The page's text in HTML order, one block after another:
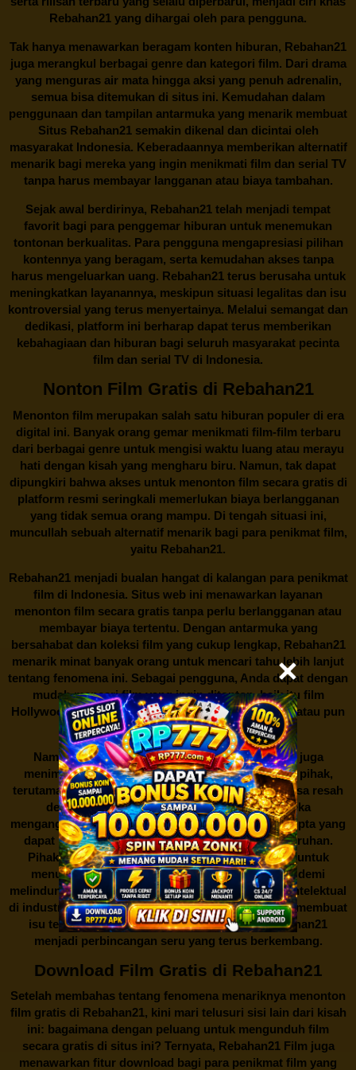
Rebahan21 yang dihargai oleh para pengguna.
Tak hanya menawarkan beragam konten hiburan, Rebahan21
juga merangkul berbagai genre dan kategori film. Dari drama
yang menguras air mata hingga aksi yang penuh adrenalin,
semua bisa ditemukan di situs ini. Kemudahan dalam
penggunaan dan tampilan antarmuka yang menarik membuat
Situs Rebahan21semakin dikenal dan dicintai oleh
masyarakat Indonesia. Keberadaannya memberikan alternatif
menarik bagi mereka yang ingin menikmati film dan serial TV
tanpa harus membayar langganan atau biaya tambahan.
Sejak awal berdirinya, Rebahan21 telah menjadi tempat
favorit bagi para penggemar hiburan untuk menemukan
tontonan berkualitas. Para pengguna mengapresiasi pilihan
kontennya yang beragam, serta kemudahan akses tanpa
harus mengeluarkan uang. Rebahan21terus berusaha untuk
meningkatkan layanannya, meskipun situasi legalitas dan isu
kontroversial yang terus menyertainya. Melalui semangat dan
dedikasi, platform ini berharap dapat terus memberikan
kebahagiaan dan hiburan bagi seluruh masyarakat pecinta
film dan serial TV di Indonesia.
Nonton Film Gratis di Rebahan21
Menonton film merupakan salah satu hiburan populer di era
digital ini. Banyak orang gemar menikmati film-film terbaru
dari berbagai genre untuk mengisi waktu luang atau merayu
hati dengan kisah yang mengharu biru. Namun, tak dapat
dipungkiri bahwa akses untuk menonton film secara gratis di
platform resmi seringkali memerlukan biaya berlangganan
yang tidak semua orang mampu. Di tengah situasi ini,
muncullah sebuah alternatif menarik bagi para penikmat film,
yaitu Rebahan21.
Rebahan21menjadi bualan hangat di kalangan para penikmat
film di Indonesia. Situs web ini menawarkan layanan
menonton film secara gratis tanpa perlu berlangganan atau
membayar biaya tertentu. Dengan antarmuka yang
bersahabat dan koleksi film yang cukup lengkap, Rebahan21
menarik minat banyak orang untuk mencari tahu lebih lanjut
tentang fenomena ini. Sebagai pengguna, Anda dapat dengan
mudah mencari film yang ingin ditonton, baik itu film
Hollywood terbaru, drama Korea yang sedang hits, atau pun
produksi film lokal dengan kualitas terbaik.
Namun, seperti halnya cerita manis,Rebahan21juga
menimbulkan kontroversi di industri film. Banyak pihak,
terutama produsen film dan pemilik hak cipta, merasa resah
dengan maraknya situs-situs seperti ini. Mereka
menganggapnya sebagai bentuk pelanggaran hak cipta yang
dapat merugikan industri perfilman secara keseluruhan.
Pihak berwenang pun turut terlibat dalam upaya untuk
menutup situs-situs ilegal semacam Rebahan21 demi
melindungi keberlangsungan bisnis dan kekayaan intelektual
di industri hiburan. Konflik kepentingan inilah yang membuat
isu tentang menonton film secara gratis diRebahan21
menjadi perbincangan seru yang terus berkembang.
Download Film Gratis di Rebahan21
Setelah membahas tentang fenomena menariknya menonton
film gratis di Rebahan21, kini mari telusuri sisi lain dari kisah
ini: bagaimana dengan peluang untuk mengunduh film
secara gratis di situs ini? Ternyata, Rebahan21 Film juga
menawarkan fitur download bagi para penikmat film yang